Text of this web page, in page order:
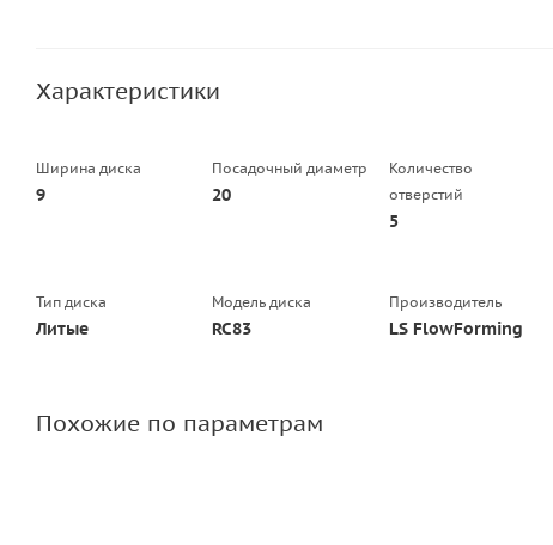
Характеристики
Ширина диска
9
Посадочный диаметр
20
Количество
отверстий
5
Тип диска
Литые
Модель диска
RC83
Производитель
LS FlowForming
Похожие по параметрам